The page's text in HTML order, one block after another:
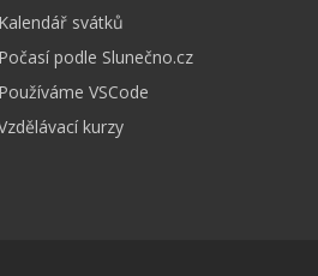
Kalendář svátků
Počasí podle Slunečno.cz
Používáme VSCode
kurzy